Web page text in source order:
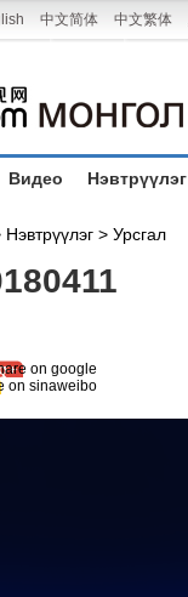
中文简体 中文繁体
Видео Нэвтрүүлэг
Нэвтрүүлэг > Урсгал
on google
on sinaweibo